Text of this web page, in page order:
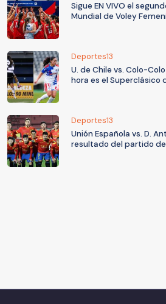
Sigue EN VIVO el
Mundial de Voley
Deportes13
U. de Chile vs. Colo-
hora es el Superclásico
Deportes13
Unión Española vs. D.
resultado del partido de